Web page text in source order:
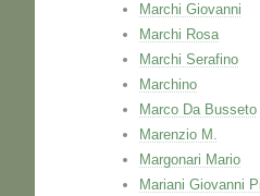
Marchi Giovanni
Marchi Rosa
Marchi Serafino
Marchino
Marco Da Busseto
Marenzio M.
Margonari Mario
Mariani Giovanni